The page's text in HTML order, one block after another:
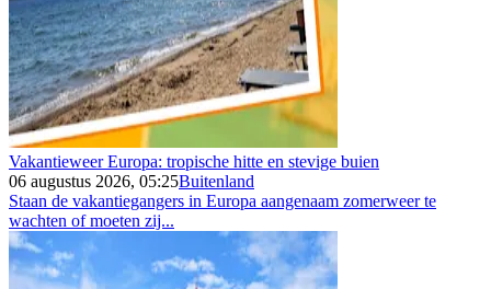
Vakantieweer Europa: tropische hitte en stevige buien
06 augustus 2026, 05:25Buitenland
Staan de vakantiegangers in Europa aangenaam zomerweer te
wachten of moeten zij...